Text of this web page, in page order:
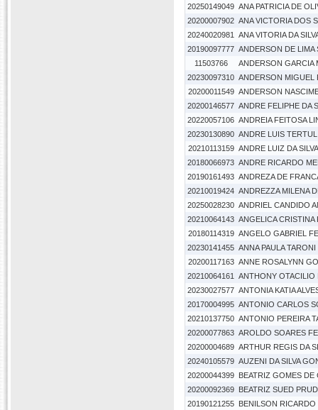
20250149049 ANA PATRICIA DE
20200007902 ANA VICTORIA DOS
20240020981
ANA VITORIA DA
20190097777 ANDERSON DE LIMA
11503766
ANDERSON GARCIA
20230097310 ANDERSON MIGUEL
20200011549 ANDERSON
20200146577 ANDRE FELIPHE DA
20220057106 ANDREIA FEITOSA
20230130890 ANDRE LUIS
20210113159 ANDRE LUIZ DA
20180066973 ANDRE RICARDO
20190161493 ANDREZA DE
20210019424 ANDREZZA MILENA
20250028230 ANDRIEL CANDIDO
20210064143 ANGELICA CRISTINA
20180114319 ANGELO GABRIEL
20230141455 ANNA PAULA TARONI
20200117163 ANNE ROSALYNN
20210064161
ANTHONY OTACILIO
20230027577 ANTONIA KATIA
20170004995 ANTONIO CARLOS
20210137750 ANTONIO PEREIRA
20200077863 AROLDO SOARES
20200004689 ARTHUR REGIS DA
20240105579 AUZENI DA SILVA
20200044399 BEATRIZ GOMES DE
20200092369 BEATRIZ SUED
20190121255 BENILSON